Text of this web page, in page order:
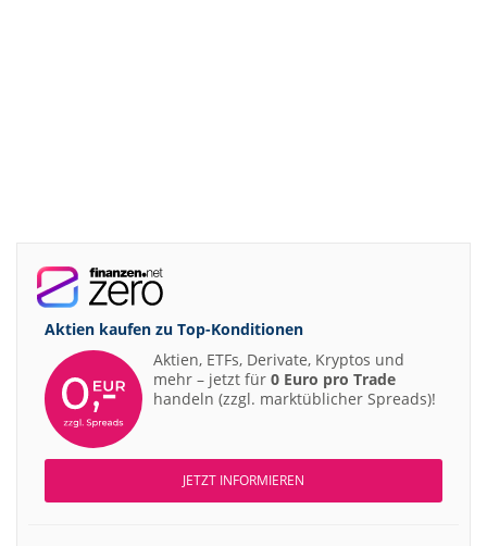
Aktien kaufen zu Top-Konditionen
Aktien, ETFs, Derivate, Kryptos und
mehr – jetzt für 0 Euro pro Trade
handeln (zzgl. marktüblicher Spreads)!
JETZT INFORMIEREN